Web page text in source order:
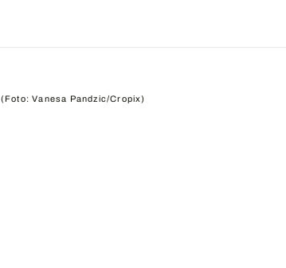
(Foto: Vanesa Pandzic/Cropix)